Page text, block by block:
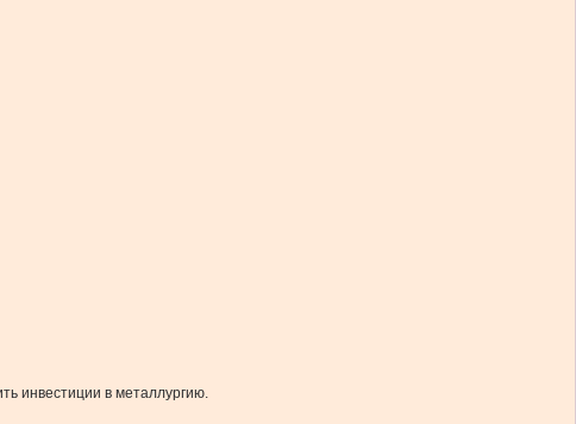
инвестиции в металлургию.